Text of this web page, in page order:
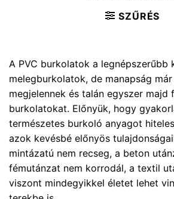
SZŰRÉS
A PVC burkolatok a legnépszerűbb
melegburkolatok, de manapság
megjelennek és talán egyszer majd
burkolatokat. Előnyük, hogy
természetes burkoló anyagot
azok kevésbé előnyös
mintázatú nem recseg, a beton
fémutánzat nem korrodál, a textil
viszont mindegyikkel életet lehet